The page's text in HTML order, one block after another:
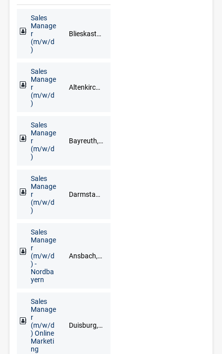
Sales
Manage
r
(m/w/d
)
Blieskastel, Dillingen/Saar, Homburg, Merzig, Neunkirchen, Saarbrücken, Saarlouis, Sankt Ingbert, Sulzbach (Taunus), Völklingen
Sales
Manage
r
(m/w/d
)
Altenkirchen (Westerwald), Andernach, Bendorf, Cochem, Koblenz, Mayen, Montabaur, Neuwied, Trier, Westerburg
Sales
Manage
r
(m/w/d
)
Bayreuth, Münchberg
Sales
Manage
r
(m/w/d
)
Darmstadt, Frankfurt am Main, Mainz, Wiesbaden
Sales
Manage
r
(m/w/d
) -
Nordba
yern
Ansbach, Aschaffenburg, Bamberg, Bayreuth, Coburg, Hof, Nürnberg, Regensburg, Schweinfurt, Würzburg
Sales
Manage
r
(m/w/d
) Online
Marketi
ng
Duisburg, Düsseldorf, Erkelenz, Kleve, Krefeld, Langenfeld, Mönchengladbach, Mülheim an der Ruhr, Wesel, Wuppertal